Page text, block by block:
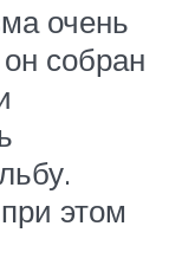
очень
собран
этом